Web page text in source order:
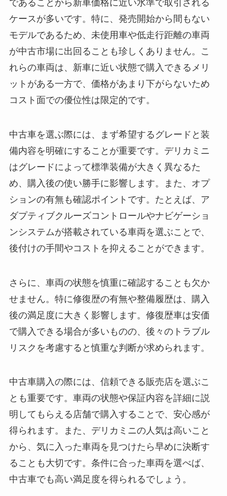
であることから新車価格に近い水準で取引される
ケースが多いです。特に、発売開始から間もない
モデルであるため、未使用車や低走行距離の車両
が中古市場に出回ることも珍しくありません。こ
れらの車両は、新車に近い状態で購入できるメリ
ットがある一方で、価格があまり下がらないため
コスト面での優位性は限定的です。
中古車を選ぶ際には、まず希望するグレードと装
備内容を明確にすることが重要です。デリカミニ
はグレードによって標準装備が大きく異なるた
め、購入後の使い勝手に影響します。また、オプ
ションの有無も確認ポイントです。たとえば、ア
ダプティブクルーズコントロールやナビゲーショ
ンシステムが搭載されている車両を選ぶことで、
後付けの手間やコストを抑えることができます。
さらに、車両の状態を慎重に確認することも欠か
せません。特に修復歴の有無や整備履歴は、購入
後の満足度に大きく影響します。修復歴車は安価
で購入できる場合が多いものの、後々のトラブル
リスクを考慮すると慎重な判断が求められます。
中古車購入の際には、信頼できる販売店を選ぶこ
とも重要です。車両の状態や保証内容を詳細に説
明してもらえる店舗で購入することで、安心感が
得られます。また、デリカミニの人気は高いこと
から、気に入った車両を見つけたら早めに決断す
ることも大切です。条件に合った車両を選べば、
中古車でも高い満足度を得られるでしょう。